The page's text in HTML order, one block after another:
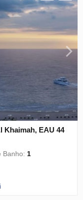
Khaimah, EAU 44
Banho: 1